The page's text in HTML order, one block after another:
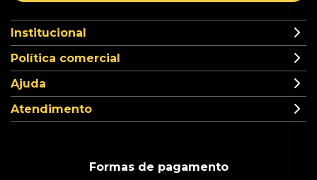
Institucional
Política comercial
Ajuda
Atendimento
Formas de pagamento